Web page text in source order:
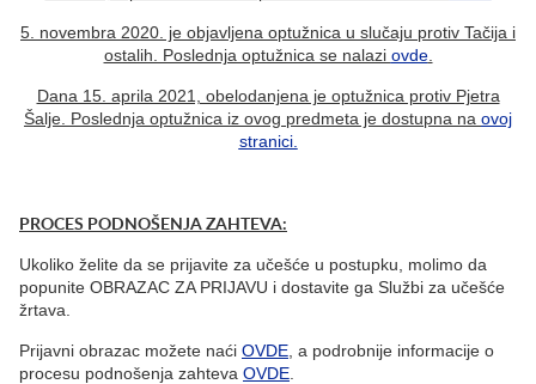
5. novembra 2020. je objavljena optužnica u slučaju protiv Tačija i
ostalih. Poslednja optužnica se nalazi ovde.
Dana 15. aprila 2021, obelodanjena je optužnica protiv Pjetra
Šalje. Poslednja optužnica iz ovog predmeta je dostupna na ovoj
stranici.
PROCES PODNOŠENJA ZAHTEVA:
Ukoliko želite da se prijavite za učešće u postupku, molimo da
popunite OBRAZAC ZA PRIJAVU i dostavite ga Službi za učešće
žrtava.
Prijavni obrazac možete naći OVDE , a podrobnije informacije o
procesu podnošenja zahteva OVDE